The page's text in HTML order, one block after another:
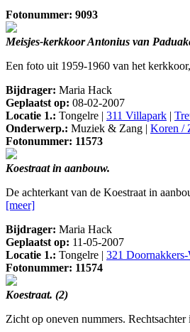
Fotonummer: 9093
Meisjes-kerkkoor Antonius van
Een foto uit 1959-1960 van het
Bijdrager: Maria Hack
Geplaatst op: 08-02-2007
Locatie 1.: Tongelre | 311 Villapark |
Onderwerp.: Muziek & Zang | Koren /
Fotonummer: 11573
Koestraat in aanbouw.
De achterkant van de Koestraat in
[meer]
Bijdrager: Maria Hack
Geplaatst op: 11-05-2007
Locatie 1.: Tongelre | 321 Doornakkers-
Fotonummer: 11574
Koestraat. (2)
Zicht op oneven nummers.